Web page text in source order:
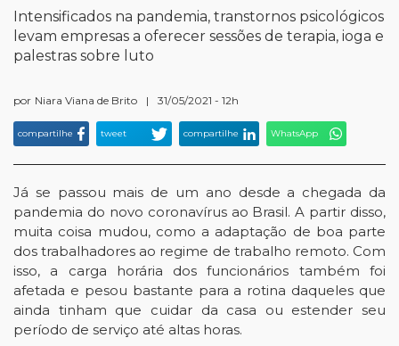
Intensificados na pandemia, transtornos psicológicos
levam empresas a oferecer sessões de terapia, ioga e
palestras sobre luto
por Niara Viana de Brito | 31/05/2021 - 12h
compartilhe tweet compartilhe WhatsApp
Já se passou mais de um ano desde a chegada da
pandemia do novo coronavírus ao Brasil. A partir disso,
muita coisa mudou, como a adaptação de boa parte
dos trabalhadores ao regime de trabalho remoto. Com
isso, a carga horária dos funcionários também foi
afetada e pesou bastante para a rotina daqueles que
ainda tinham que cuidar da casa ou estender seu
período de serviço até altas horas.